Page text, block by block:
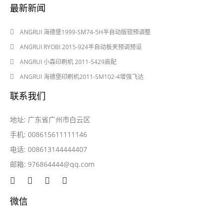
最新新闻
ANGRUI 海德堡1999-SM74-5H半自动版钳预调整
ANGRUI RYOBI 2015-924半自动板夹预调预设
ANGRUI 小森印刷机 2011-S429高配
ANGRUI 海德堡印刷机2011-SM102-4增强飞达
联系我们
地址: 广东省广州市白云区
手机: 008615611111146
电话: 008613144444407
邮箱: 976864444@qq.com
微信